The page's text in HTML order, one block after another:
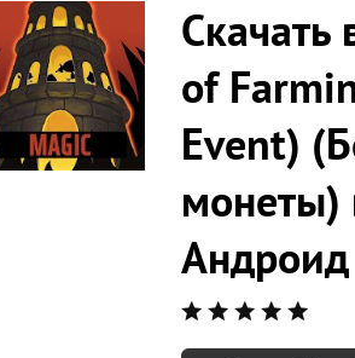
Скачать
of
Event)
монеты)
Андроид